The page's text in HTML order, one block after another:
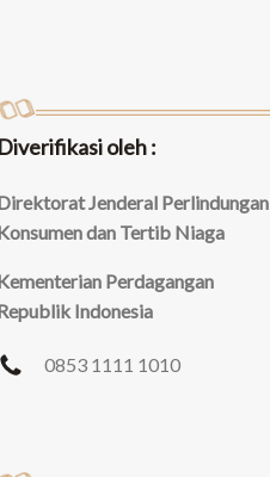
Diverifikasi oleh :
Jenderal Perlindungan
dan Tertib Niaga
Perdagangan
Indonesia
0853 1111 1010